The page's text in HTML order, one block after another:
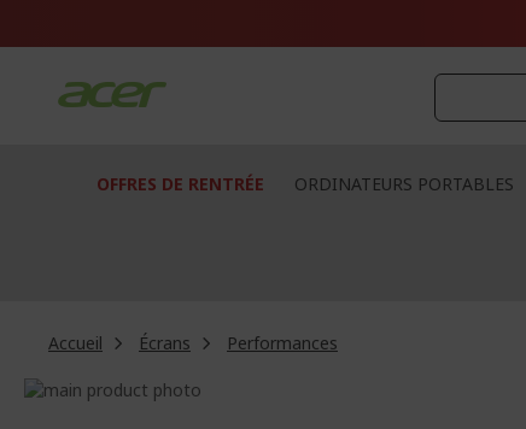
OFFRES DE RENTRÉE ORDINATEURS PORTABLES
Accueil Écrans
Performances
Passer